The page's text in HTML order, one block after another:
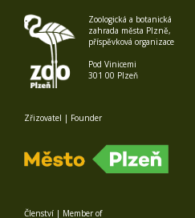
Zoologická a botanická
zahrada města Plzně,
příspěvková organizace
Pod Vinicemi
301 00 Plzeň
Zřizovatel | Founder
Členství | Member of